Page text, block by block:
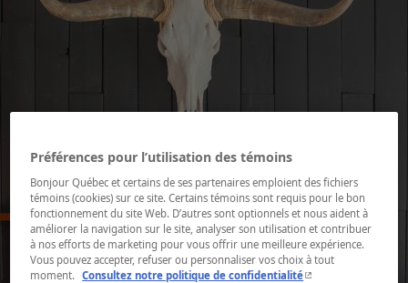
Préférences pour l’utilisation des témoins
Bonjour Québec et certains de ses partenaires emploient des fichiers
témoins (cookies) sur ce site. Certains témoins sont requis pour le bon
fonctionnement du site Web. D’autres sont optionnels et nous aident à
améliorer la navigation sur le site, analyser son utilisation et contribuer
à nos efforts de marketing pour vous offrir une meilleure expérience.
Vous pouvez accepter, refuser ou personnaliser vos choix à tout
moment.
Consultez notre politique de confidentialité- Cet hyperlien